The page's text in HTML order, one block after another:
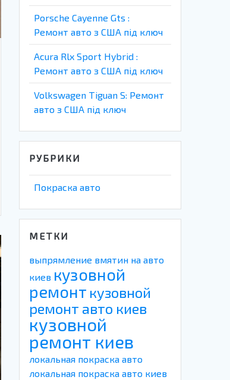
Porsche Cayenne Gts :
Ремонт авто з США під ключ
Acura Rlx Sport Hybrid :
Ремонт авто з США під ключ
Volkswagen Tiguan S: Ремонт
авто з США під ключ
РУБРИКИ
Покраска авто
МЕТКИ
выпрямление вмятин на авто
киев кузовной
ремонт кузовной
ремонт авто киев
кузовной
ремонт киев
локальная покраска авто
локальная покраска авто киев